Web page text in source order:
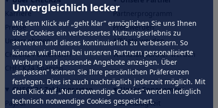
Unvergleichlich lecker
Mit dem Klick auf „geht klar” ermöglichen Sie uns Ihnen
über Cookies ein verbessertes Nutzungserlebnis zu
servieren und dieses kontinuierlich zu verbessern. So
können wir Ihnen bei unseren Partnern personalisierte
Werbung und passende Angebote anzeigen. Über
„anpassen” können Sie Ihre persönlichen Präferenzen
festlegen. Dies ist auch nachträglich jederzeit möglich. Mit
dem Klick auf „Nur notwendige Cookies” werden lediglich
technisch notwendige Cookies gespeichert.
Karriere
Presse
Unternehmen
CHECK24 Österreich
CHECK24 Spanien
Partnerprogramm
Profi werden
Affiliate werden
Werkstattpartner werden
CHECK24 Zahlungsarten
PayPal
Unser Engagement
Nachhaltigkeit